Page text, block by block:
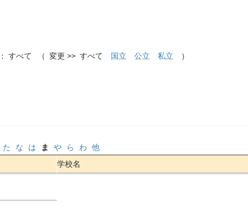
： すべて （ 変更 >> すべて 国立 公立 私立 ）
た な は ま や ら わ
他
学校名